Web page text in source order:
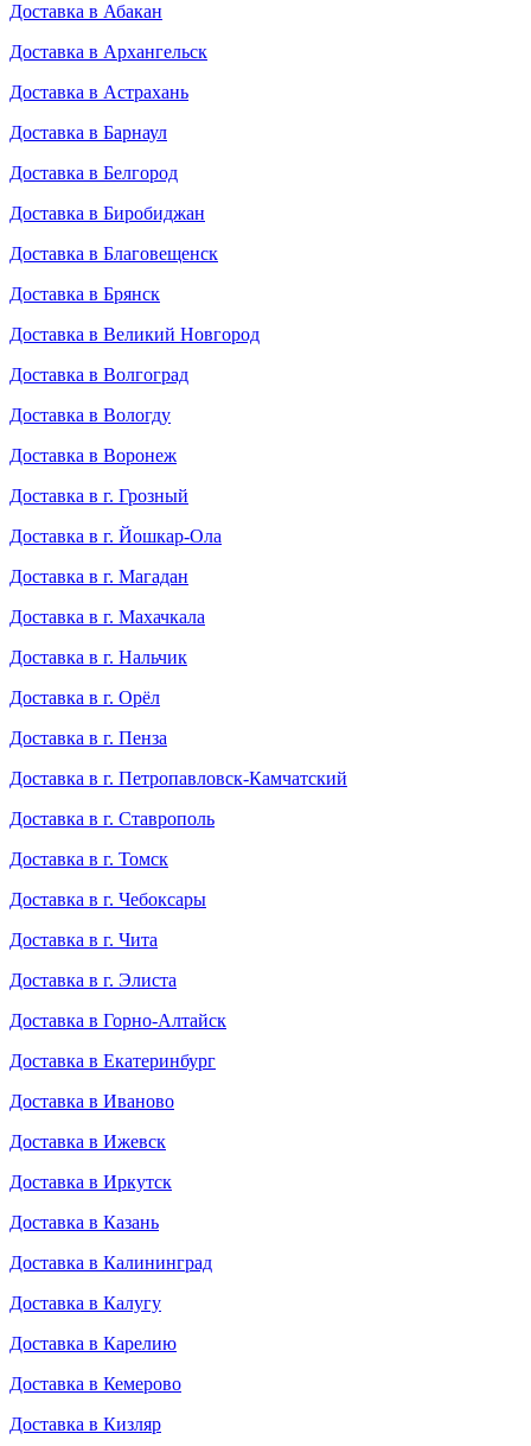
Доставка в Абакан
Доставка в Архангельск
Доставка в Астрахань
Доставка в Барнаул
Доставка в Белгород
Доставка в Биробиджан
Доставка в Благовещенск
Доставка в Брянск
Доставка в Великий Новгород
Доставка в Волгоград
Доставка в Вологду
Доставка в Воронеж
Доставка в г. Грозный
Доставка в г. Йошкар-Ола
Доставка в г. Магадан
Доставка в г. Махачкала
Доставка в г. Нальчик
Доставка в г. Орёл
Доставка в г. Пенза
Доставка в г. Петропавловск-Камчатский
Доставка в г. Ставрополь
Доставка в г. Томск
Доставка в г. Чебоксары
Доставка в г. Чита
Доставка в г. Элиста
Доставка в Горно-Алтайск
Доставка в Екатеринбург
Доставка в Иваново
Доставка в Ижевск
Доставка в Иркутск
Доставка в Казань
Доставка в Калининград
Доставка в Калугу
Доставка в Карелию
Доставка в Кемерово
Доставка в Кизляр